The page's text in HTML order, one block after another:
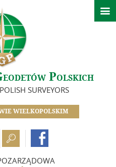
Polskich
SURVEYORS
WIELKOPOLSKIM
 

Oddziału
SGP